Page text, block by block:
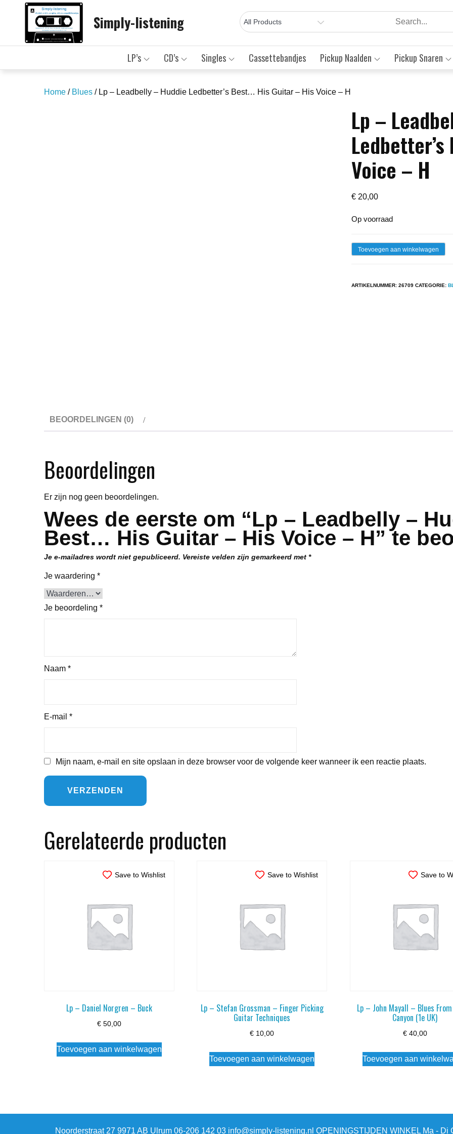
Simply-listening
LP’s CD’s Singles Cassettebandjes Pickup Naalden Pickup Snaren
Home / Blues / Lp – Leadbelly – Huddie Ledbetter’s Best… His Guitar – His Voice – H
Lp –
Voice – H
€ 20,00
Op voorraad
Lp
H
Toevoegen aan winkelwagen
ARTIKELNUMMER:26709 CATEGORIE:
BEOORDELINGEN (0)
Beoordelingen
Er zijn nog geen beoordelingen.
Wees de eerste om “Lp – Leadbelly –
Best… His Guitar – His Voice – H” te
Je e-mailadres wordt niet gepubliceerd. Vereiste velden zijn gemarkeerd met *
Je waardering *
Je beoordeling *
Naam *
E-mail *
Mijn naam, e-mail en site opslaan in deze browser voor de volgende keer wanneer ik een reactie plaats.
Gerelateerde producten
Save to Wishlist
Lp – Daniel Norgren – Buck
€50,00
Toevoegen aan winkelwagen
Save to Wishlist
Lp – Stefan Grossman – Finger Picking
Guitar Techniques
€ 10,00
Toevoegen aan winkelwagen
Save to
Lp – John Mayall – Blues
Canyon (1e UK)
€40,00
Toevoegen aan
Noorderstraat 27 9971 AB Ulrum 06-206 142 03 info@simply-listening.nl OPENINGSTIJDEN WINKEL Ma -